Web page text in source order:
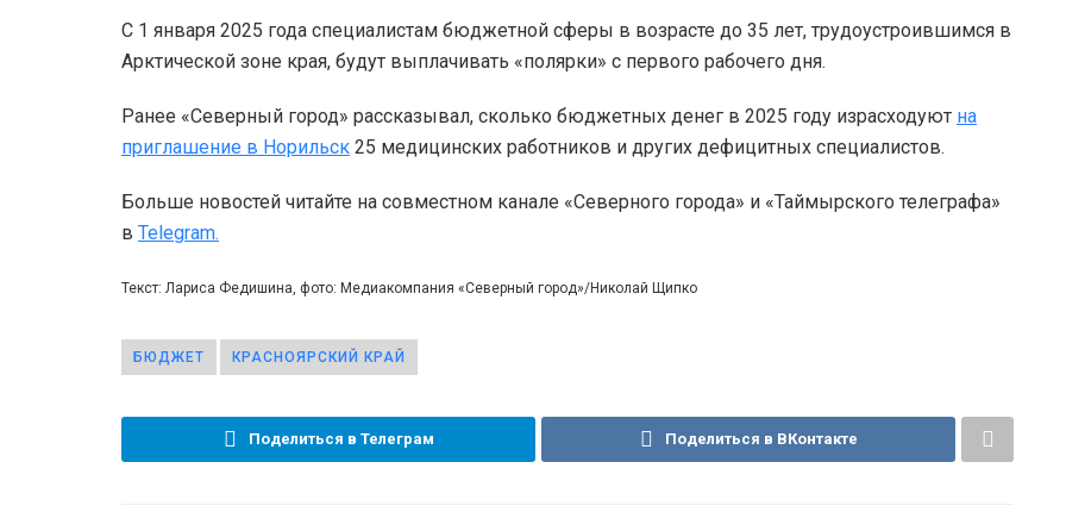
С 1 января 2025 года специалистам бюджетной сферы в возрасте до 35 лет, трудоустроившимся в
Арктической зоне края, будут выплачивать «полярки» с первого рабочего дня.
Ранее «Северный город» рассказывал, сколько бюджетных денег в 2025 году израсходуют на
приглашение в Норильск 25 медицинских работников и других дефицитных специалистов.
Больше новостей читайте на совместном канале «Северного города» и «Таймырского телеграфа»
в Telegram.
Текст: Лариса Федишина, фото: Медиакомпания «Северный город»/Николай Щипко
БЮДЖЕТ КРАСНОЯРСКИЙ КРАЙ
Поделиться в Телеграм Поделиться в ВКонтакте